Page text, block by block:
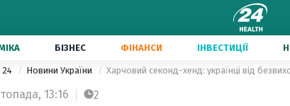
БІЗНЕС ФІНАНСИ ІНВЕСТИЦІЇ
24 Новини України Харчовий секонд-хенд: українці від
13:16 2